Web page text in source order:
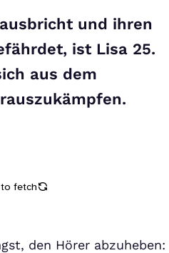
und ihren
ist Lisa 25.
aus dem
den Hörer abzuheben: